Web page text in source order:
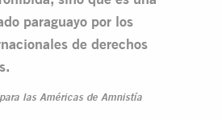
paraguayo por los
de derechos
las Américas de Amnistía